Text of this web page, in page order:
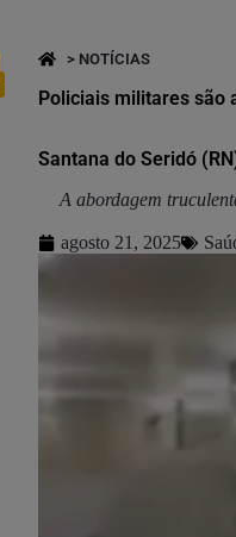
> NOTÍCIAS
Policiais militares são
Santana do Seridó
A abordagem
agosto 21, 2025